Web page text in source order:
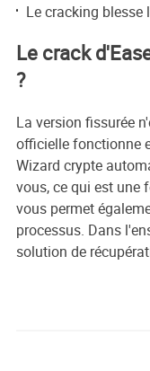
Le cracking blesse
Le crack
?
La version fissurée
officielle fonctionne
Wizard crypte
vous, ce qui est une
vous permet
processus. Dans
solution de